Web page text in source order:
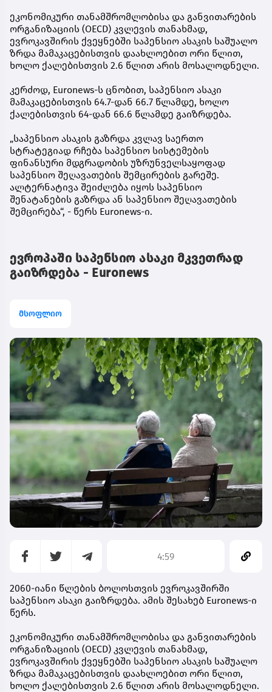
ეკონომიკური თანამშრომლობისა და განვითარების
ორგანიზაციის (OECD) კვლევის თანახმად,
ევროკავშირის ქვეყნებში საპენსიო ასაკის საშუალო
ზრდა მამაკაცებისთვის დაახლოებით ორი წლით,
ხოლო ქალებისთვის 2.6 წლით არის მოსალოდნელი.
კერძოდ, Euronews-ს ცნობით, საპენსიო ასაკი
მამაკაცებისთვის 64.7-დან 66.7 წლამდე, ხოლო
ქალებისთვის 64-დან 66.6 წლამდე გაიზრდება.
„საპენსიო ასაკის გაზრდა კვლავ საერთო
სტრატეგიად რჩება საპენსიო სისტემების
ფინანსური მდგრადობის უზრუნველსაყოფად
საპენსიო შეღავათების შემცირების გარეშე.
ალტერნატივა შეიძლება იყოს საპენსიო
შენატანების გაზრდა ან საპენსიო შეღავათების
შემცირება“, - წერს Euronews-ი.
ევროპაში საპენსიო ასაკი მკვეთრად
გაიზრდება - Euronews
მსოფლიო
4:59
2060-იანი წლების ბოლოსთვის ევროკავშირში
საპენსიო ასაკი გაიზრდება. ამის შესახებ Euronews-ი
წერს.
ეკონომიკური თანამშრომლობისა და განვითარების
ორგანიზაციის (OECD) კვლევის თანახმად,
ევროკავშირის ქვეყნებში საპენსიო ასაკის საშუალო
ზრდა მამაკაცებისთვის დაახლოებით ორი წლით,
ხოლო ქალებისთვის 2.6 წლით არის მოსალოდნელი.